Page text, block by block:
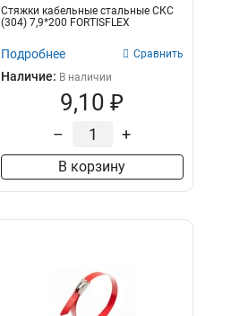
Стяжки кабельные стальные СКС
(304) 7,9*200 FORTISFLEX
Подробнее Сравнить
Наличие: В наличии
9,10 ₽
– +
В корзину